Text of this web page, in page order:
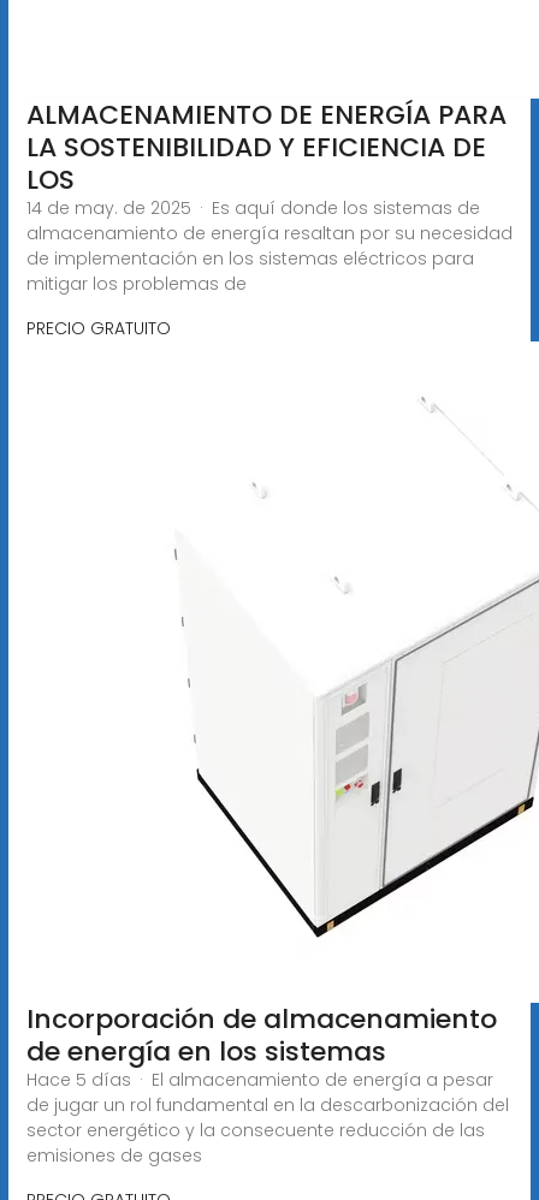
ALMACENAMIENTO DE ENERGÍA PARA
LA SOSTENIBILIDAD Y EFICIENCIA DE
LOS
14 de may. de 2025 · Es aquí donde los sistemas de
almacenamiento de energía resaltan por su necesidad
de implementación en los sistemas eléctricos para
mitigar los problemas de
PRECIO GRATUITO
Incorporación de almacenamiento
de energía en los sistemas
Hace 5 días · El almacenamiento de energía a pesar
de jugar un rol fundamental en la descarbonización del
sector energético y la consecuente reducción de las
emisiones de gases